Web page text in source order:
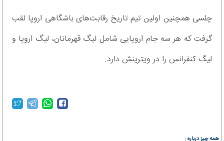
چلسی همچنین اولین تیم تاریخ رقابت‌های باشگاهی اروپا لقب
گرفت که هر سه جام اروپایی شامل لیگ قهرمانان، لیگ اروپا و
لیگ کنفرانس را در ویترینش دارد.
همه چیز درباره :